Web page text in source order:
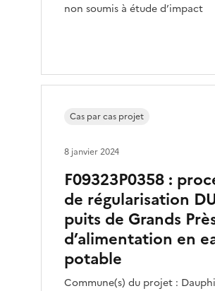
non soumis à étude d’impact
F09323P0358 :
de régularisation
puits de Grands
d’alimentation en
potable
Commune(s) du projet :
Cas par cas projet
8 janvier 2024